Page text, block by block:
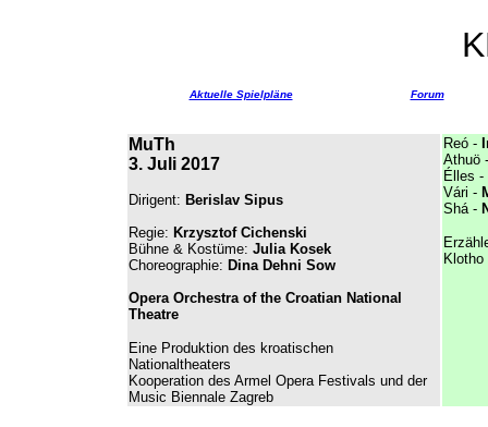
Aktuelle Spielpläne Forum
MuTh
3. Juli 2017
Dirigent: Berislav Sipus
Regie: Krzysztof Cichenski
Bühne & Kostüme: Julia Kosek
Choreographie: Dina Dehni Sow
Opera Orchestra of the Croatian National
Theatre
Eine Produktion des kroatischen
Nationaltheaters
Kooperation des Armel Opera Festivals und der
Music Biennale Zagreb
Reó -
Athuö
Élles -
Vári -
Shá -